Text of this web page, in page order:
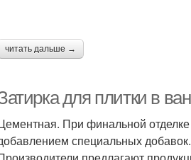
читать дальше →
для плитки в
При финальной отделке
специальных